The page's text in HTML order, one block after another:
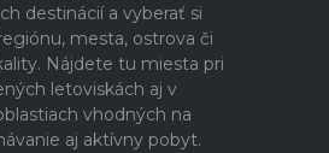
destinácií a vyberať si
mesta, ostrova či
Nájdete tu miesta pri
letoviskách aj v
vhodných na
aj aktívny pobyt.